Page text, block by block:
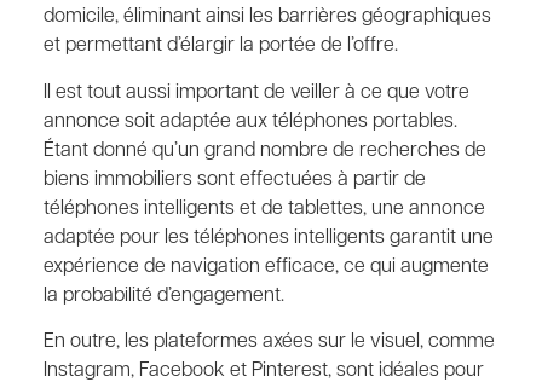
domicile, éliminant ainsi les barrières géographiques
et permettant d’élargir la portée de l’offre.
Il est tout aussi important de veiller à ce que votre
annonce soit adaptée aux téléphones portables.
Étant donné qu’un grand nombre de recherches de
biens immobiliers sont effectuées à partir de
téléphones intelligents et de tablettes, une annonce
adaptée pour les téléphones intelligents garantit une
expérience de navigation efficace, ce qui augmente
la probabilité d’engagement.
En outre, les plateformes axées sur le visuel, comme
Instagram, Facebook et Pinterest, sont idéales pour